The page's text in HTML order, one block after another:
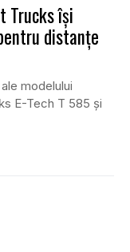
Trucks își
distanțe
modelului
E-Tech T 585 și